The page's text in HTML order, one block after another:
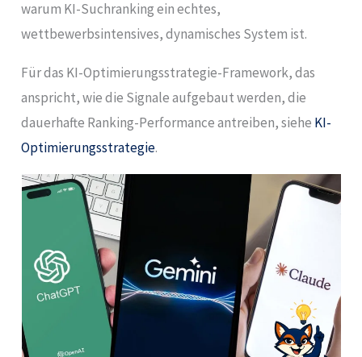
warum KI-Suchranking ein echtes,
wettbewerbsintensives, dynamisches System ist.
Für das KI-Optimierungsstrategie-Framework, das
anspricht, wie die Signale aufgebaut werden, die
dauerhafte Ranking-Performance antreiben, siehe KI-
Optimierungsstrategie.